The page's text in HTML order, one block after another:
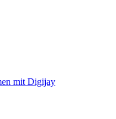
mit Digijay